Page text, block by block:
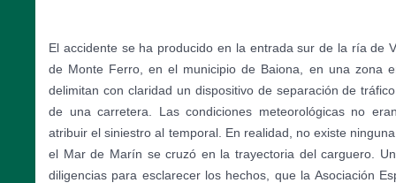
El accidente se ha producido en la entrada sur de la ría de
de Monte Ferro, en el municipio de Baiona, en una zona
delimitan con claridad un dispositivo de separación de
de una carretera. Las condiciones meteorológicas no
atribuir el siniestro al temporal. En realidad, no existe
el Mar de Marín se cruzó en la trayectoria del carguero.
diligencias para esclarecer los hechos, que la Asociación